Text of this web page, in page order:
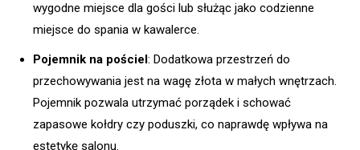
wygodne miejsce dla gości lub służąc jako codzienne
miejsce do spania w kawalerce.
Pojemnik na pościel: Dodatkowa przestrzeń do
przechowywania jest na wagę złota w małych wnętrzach.
Pojemnik pozwala utrzymać porządek i schować
zapasowe kołdry czy poduszki, co naprawdę wpływa na
estetykę salonu.